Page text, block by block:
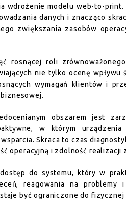
wdrożenie modelu web-to-
danych i znacząco
zwiększania zasobów
rosnącej roli
nie tylko ocenę wpływu
wymagań klientów i
obszarem jest
w którym
Skraca to czas
operacyjną i zdolność realizacji
dostęp do systemu, który w
reagowania na
być ograniczone do fizycznej